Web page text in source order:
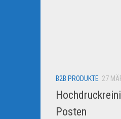
B2B PRODUKTE 27
Posten